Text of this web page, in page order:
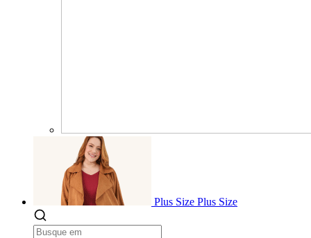
Plus Size Plus Size